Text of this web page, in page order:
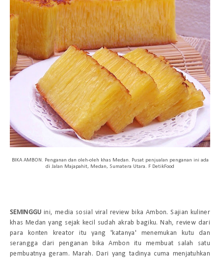
BIKA AMBON. Penganan dan oleh-oleh khas Medan. Pusat penjualan penganan ini ada
di Jalan Majapahit, Medan, Sumatera Utara. F DetikFood
SEMINGGU ini, media sosial viral review bika Ambon. Sajian kuliner
khas Medan yang sejak kecil sudah akrab bagiku. Nah, review dari
para konten kreator itu yang 'katanya' menemukan kutu dan
serangga dari penganan bika Ambon itu membuat salah satu
pembuatnya geram. Marah. Dari yang tadinya cuma menjatuhkan